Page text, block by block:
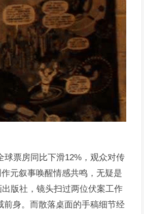
球票房同比下滑12%，观众对传
元叙事唤醒情感共鸣，无疑是
版社，镜头扫过两位伏案工作
前身。而散落桌面的手稿细节经